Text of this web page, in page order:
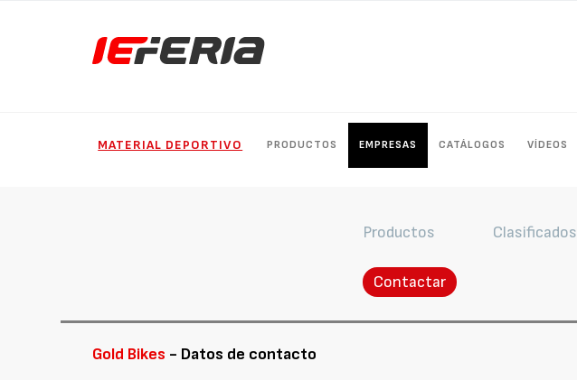
MATERIAL DEPORTIVO PRODUCTOS EMPRESAS CATÁLOGOS VÍDEOS
Productos Clasificados
Contactar
Gold Bikes - Datos de contacto